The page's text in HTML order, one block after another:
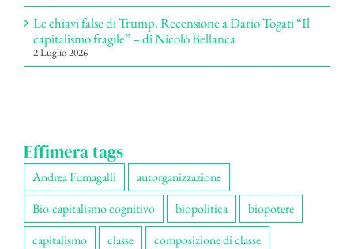
Le chiavi false di Trump. Recensione a Dario Togati “Il
capitalismo fragile” – di Nicolò Bellanca
2 Luglio 2026
Effimera tags
Andrea Fumagalli
autorganizzazione
Bio-capitalismo cognitivo
biopolitica
biopotere
capitalismo
classe
composizione di classe